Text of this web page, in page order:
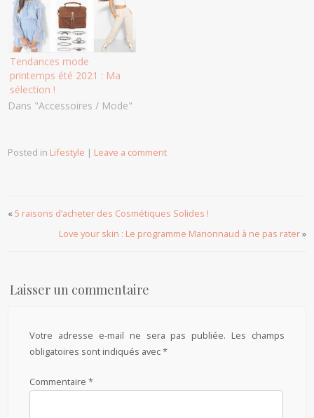
Tendances mode
printemps été 2021 : Ma
sélection !
Dans "Accessoires / Mode"
Posted in Lifestyle | Leave a comment
«5 raisons d’acheter des Cosmétiques Solides !
Love your skin : Le programme Marionnaud à ne pas rater»
Laisser un commentaire
Votre adresse e-mail ne sera pas publiée. Les champs
obligatoires sont indiqués avec*
Commentaire*